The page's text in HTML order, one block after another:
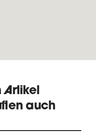
Artikel
auch